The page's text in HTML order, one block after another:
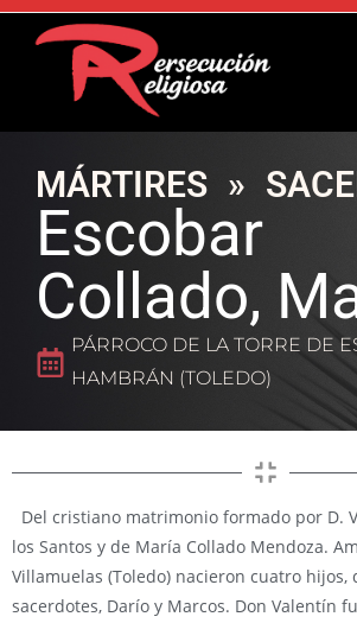
MÁRTIRES »
Escobar
Collado,
PÁRROCO DE LA TORRE DE
HAMBRÁN (TOLEDO)
Del cristiano matrimonio formado por D.
los Santos y de María Collado Mendoza.
Villamuelas (Toledo) nacieron cuatro hijos,
sacerdotes, Darío y Marcos. Don Valentín